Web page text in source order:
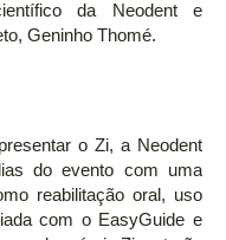
da Neodent e
Geninho Thomé.
o Zi, a Neodent
do evento com uma
reabilitação oral, uso
com o EasyGuide e